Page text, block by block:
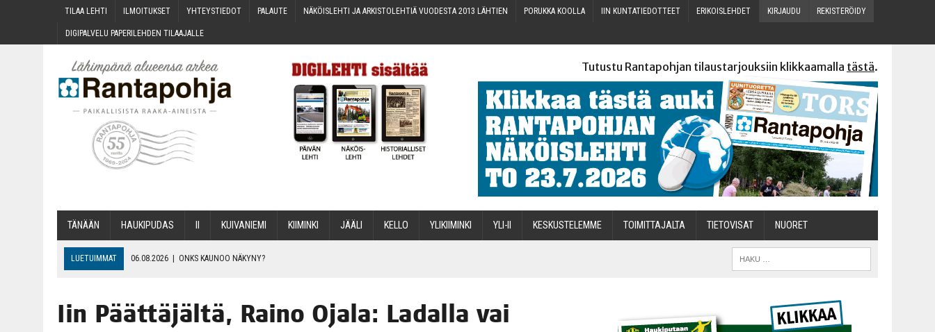
TILAA LEH­TI ILMOI­TUK­SET YHTEYS­TIE­DOT PALAU­TE NÄKÖIS­LEH­TI JA ARKIS­TO­LEH­TIÄ VUO­DES­TA 2013 LÄHTIEN PORUK­KA KOOLLA IIN KUN­TA­TIE­DOT­TEET ERI­KOIS­LEH­DET KIR­JAU­DU REKIS­TE­RÖI­DY
DIGI­PAL­VE­LU PAPE­RI­LEH­DEN TILAAJALLE
Tutustu Rantapohjan tilaustarjouksiin klikkaamalla tästä.
TÄNÄÄN HAU­KI­PU­DAS KUI­VA­NIE­MI KII­MIN­KI JÄÄ­LI KEL­LO YLI­KII­MIN­KI YLI-II KES­KUS­TE­LEM­ME TOI­MIT­TA­JAL­TA TIETOVISAT NUO­RET
LUETUIMMAT 06.08.2026 | ONKS KAU­NOO NÄKYNY?
06.08.2026 | OPIN­TOI­HIN KAN­SA­LAIS­OPIS­TOS­SA VOI SAA­DA AVUSTUSTA
TOI­VEI­DEN KOTI IISTÄ!
Iin Päät­tä­jäl­tä, Rai­no Oja­la: Ladal­la vai